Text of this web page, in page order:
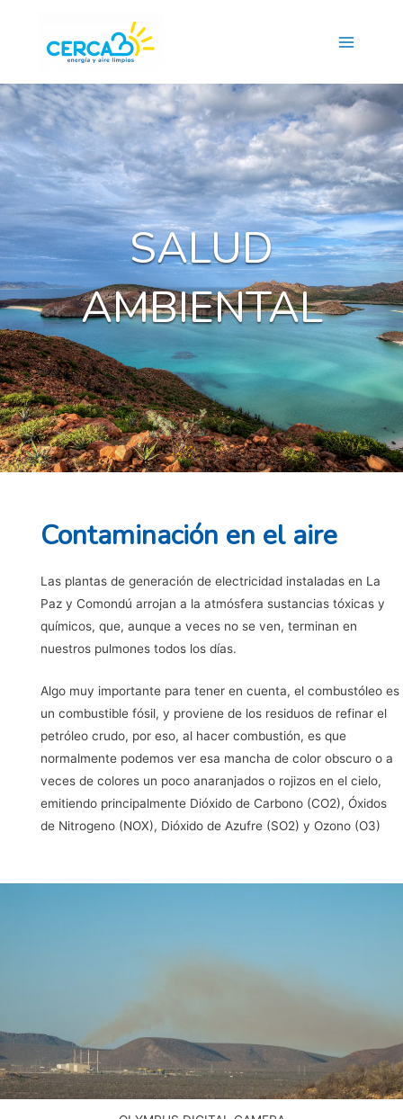
Menu
SALUD
AMBIENTAL
Contaminación en el aire
Las plantas de generación de electricidad instaladas en La
Paz y Comondú arrojan a la atmósfera sustancias tóxicas y
químicos, que, aunque a veces no se ven, terminan en
nuestros pulmones todos los días.
Algo muy importante para tener en cuenta, el combustóleo es
un combustible fósil, y proviene de los residuos de refinar el
petróleo crudo, por eso, al hacer combustión, es que
normalmente podemos ver esa mancha de color obscuro o a
veces de colores un poco anaranjados o rojizos en el cielo,
emitiendo principalmente Dióxido de Carbono (CO2), Óxidos
de Nitrogeno (NOX), Dióxido de Azufre (SO2) y Ozono (O3)